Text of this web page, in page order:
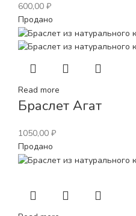
600,00 ₽
Продано
Read more
Браслет Агат
1050,00 ₽
Продано